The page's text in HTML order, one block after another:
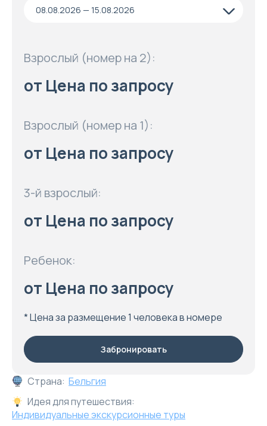
Страна: Бельгия
Идея для путешествия:
Индивидуальные экскурсионные туры
08.08.2026 — 15.08.2026
Взрослый (номер на 2):
от Цена по запросу
Взрослый (номер на 1):
от Цена по запросу
3-й взрослый:
от Цена по запросу
Ребенок:
от Цена по запросу
* Цена за размещение 1 человека в номере
Забронировать